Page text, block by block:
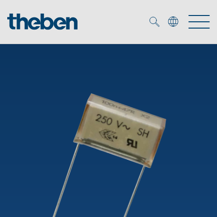
Smart Home
Détecteurs de présence et de mouvement
Spots LED
Solutions OEM
Experts OEM
Références
Contrôle du temps et de la lumière
Commande d'éclairage DALI-2
Médiathèque